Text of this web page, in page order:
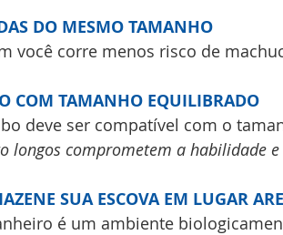
DO MESMO TAMANHO
você corre menos risco de
COM TAMANHO EQUILIBRADO
deve ser compatível com o
longos comprometem a habilidade
SUA ESCOVA EM LUGAR
é um ambiente